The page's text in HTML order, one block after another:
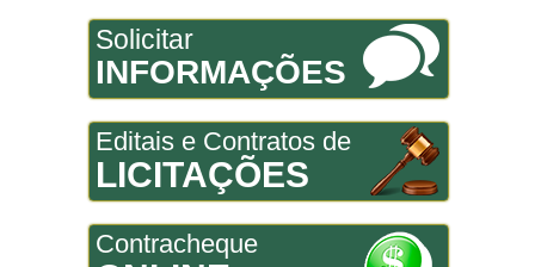
Solicitar
INFORMAÇÕES
Editais e Contratos de
LICITAÇÕES
Contracheque